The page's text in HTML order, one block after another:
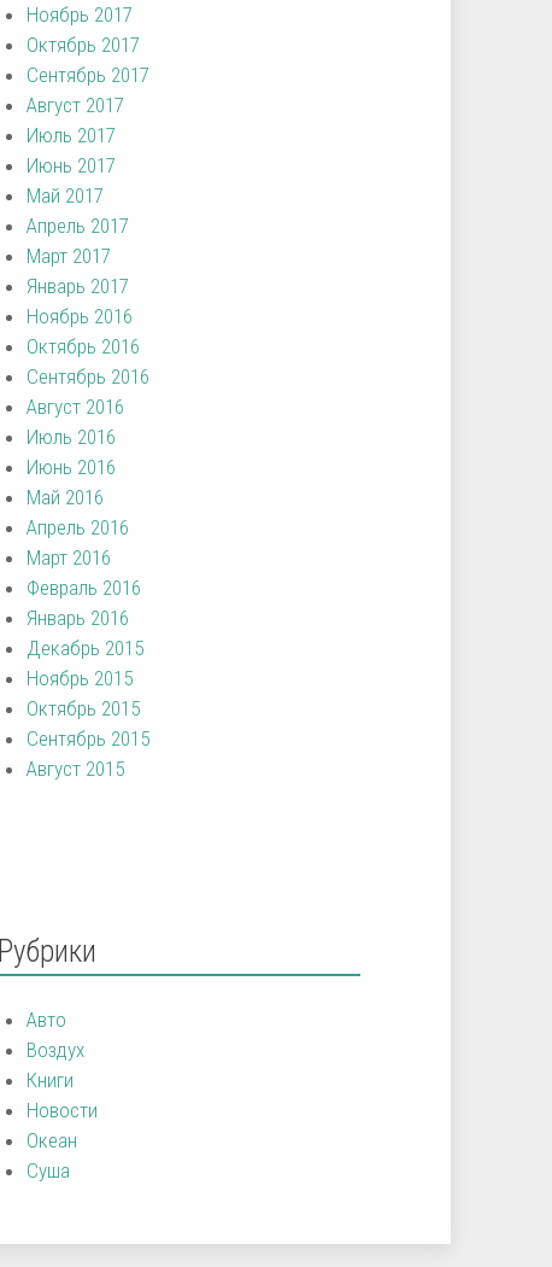
Ноябрь 2017
Октябрь 2017
Сентябрь 2017
Август 2017
Июль 2017
Июнь 2017
Май 2017
Апрель 2017
Март 2017
Январь 2017
Ноябрь 2016
Октябрь 2016
Сентябрь 2016
Август 2016
Июль 2016
Июнь 2016
Май 2016
Апрель 2016
Март 2016
Февраль 2016
Январь 2016
Декабрь 2015
Ноябрь 2015
Октябрь 2015
Сентябрь 2015
Август 2015
Рубрики
Авто
Воздух
Книги
Новости
Океан
Суша